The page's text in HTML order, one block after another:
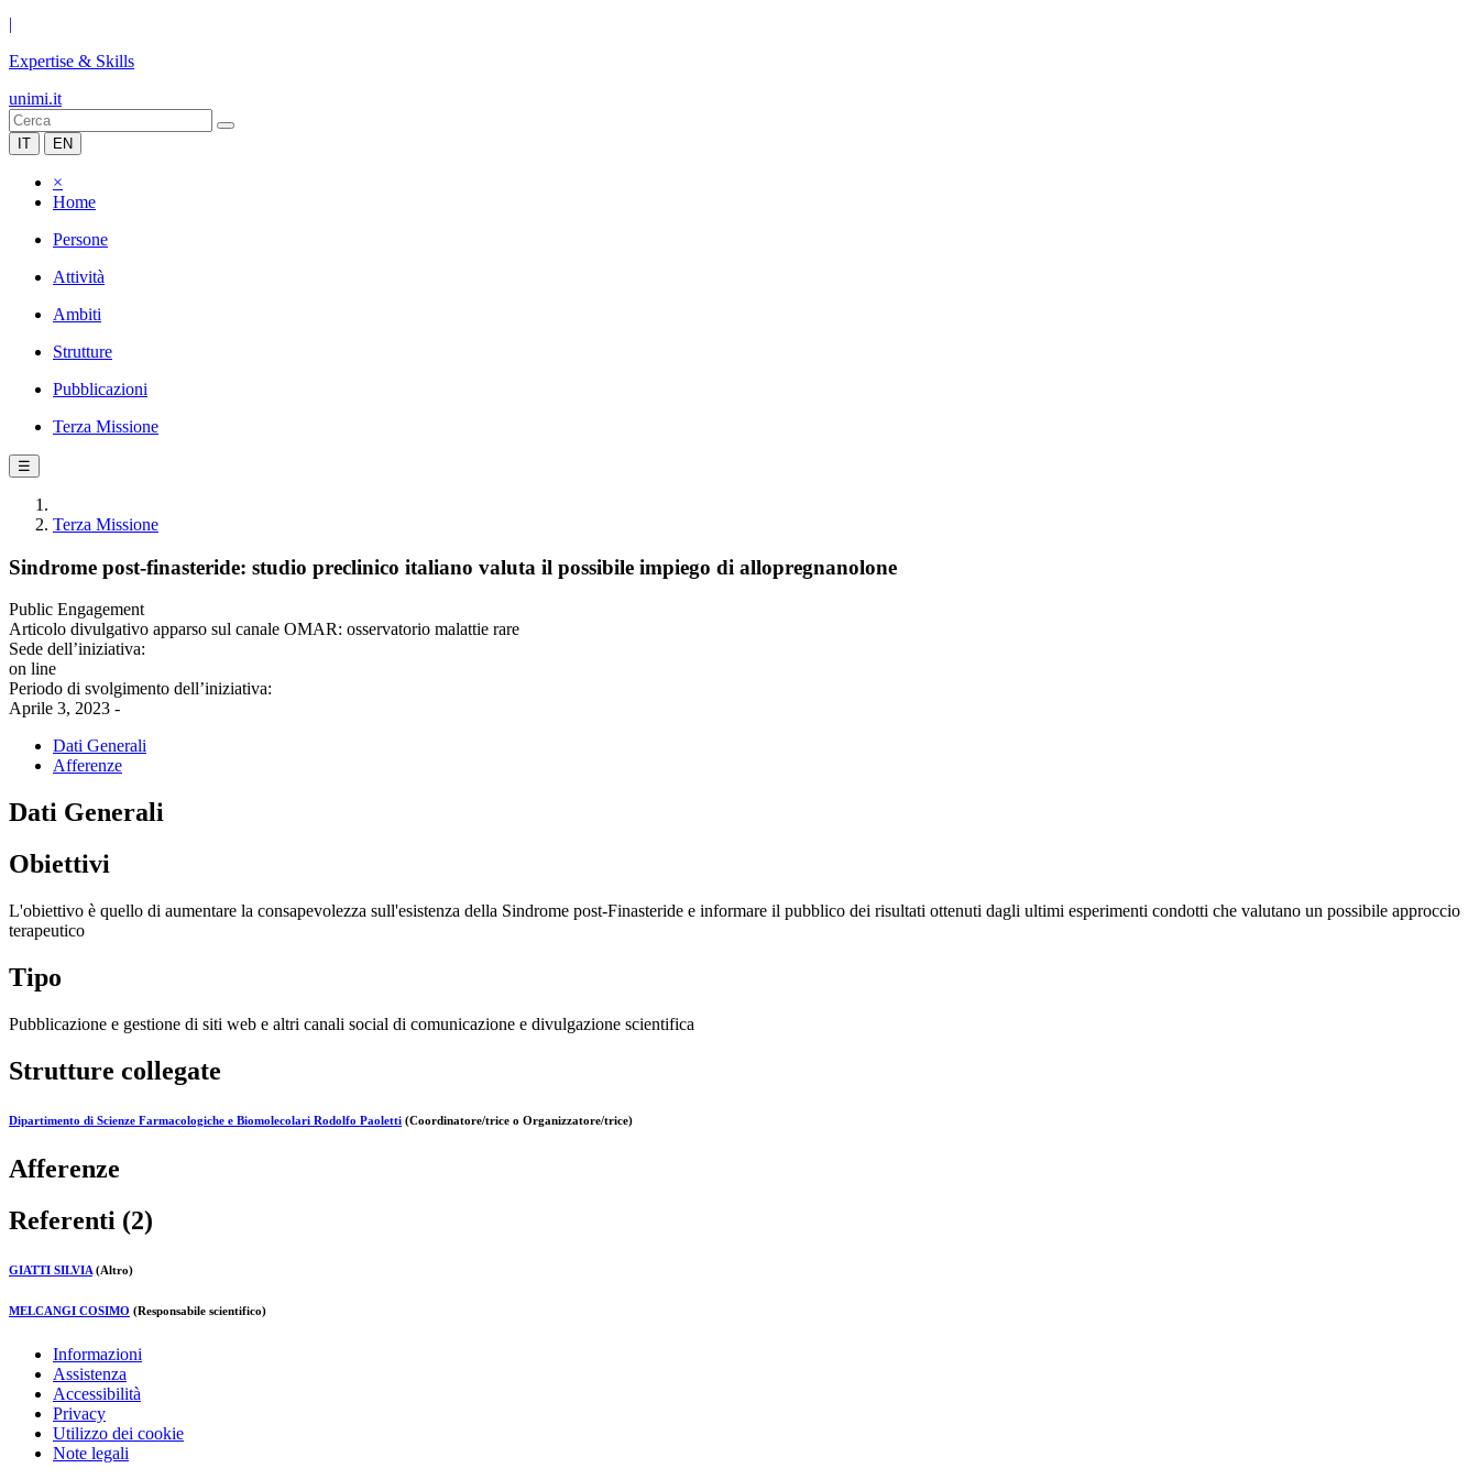
|
Expertise & Skills
unimi.it
IT EN
×
Home
Persone
Attività
Ambiti
Strutture
Pubblicazioni
Terza Missione
☰
Terza Missione
Sindrome post-finasteride: studio preclinico italiano valuta il possibile impiego di allopregnanolone
Public Engagement
Articolo divulgativo apparso sul canale OMAR: osservatorio malattie rare
Sede dell’iniziativa:
on line
Periodo di svolgimento dell’iniziativa:
Aprile 3, 2023 -
Dati Generali
Afferenze
Dati Generali
Obiettivi
L'obiettivo è quello di aumentare la consapevolezza sull'esistenza della Sindrome post-Finasteride e informare il pubblico dei risultati ottenuti dagli ultimi esperimenti condotti che valutano un possibile approccio
terapeutico
Tipo
Pubblicazione e gestione di siti web e altri canali social di comunicazione e divulgazione scientifica
Strutture collegate
Dipartimento di Scienze Farmacologiche e Biomolecolari Rodolfo Paoletti (Coordinatore/trice o Organizzatore/trice)
Afferenze
Referenti (2)
GIATTI SILVIA (Altro)
MELCANGI COSIMO (Responsabile scientifico)
Informazioni
Assistenza
Accessibilità
Privacy
Utilizzo dei cookie
Note legali